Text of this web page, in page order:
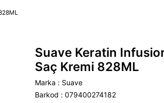
Suave Keratin
Saç Kremi 828ML
Marka : Suave
Barkod : 079400274182